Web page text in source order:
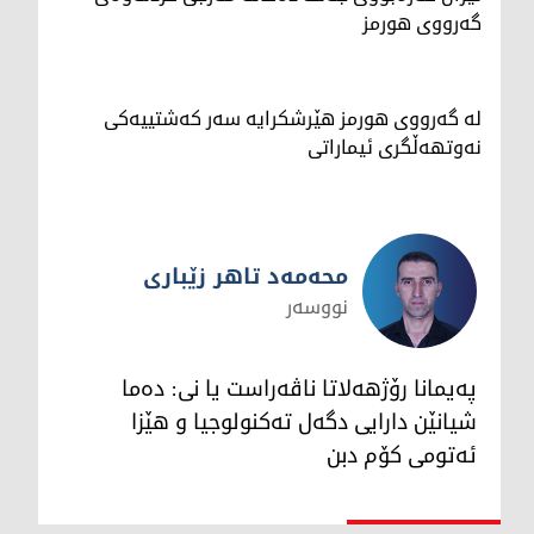
گەرووی هورمز
لە گەرووی هورمز هێرشکرایە سەر کەشتییەکی
نەوتهەڵگری ئیماراتی
محەمەد تاهر زێبارى
محەمەد تاهر زێبارى
نووسەر
پەیمانا رۆژهەلاتا ناڤەراست یا نى: دەما
شیانێن دارایى دگەل تەکنولوجیا و هێزا
ئەتومى کۆم دبن